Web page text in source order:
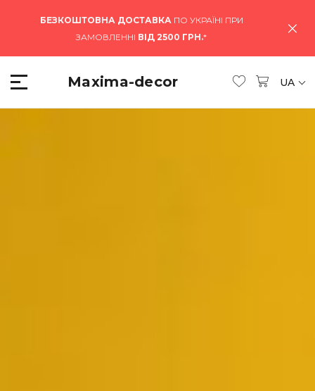
БЕЗКОШТОВНА ДОСТАВКАПО УКРАЇНІ ПРИ
ЗАМОВЛЕННІ ВІД 2500 ГРН.*
Maxima-decor UA